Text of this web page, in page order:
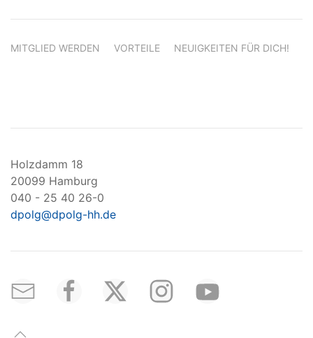
MITGLIED WERDEN VORTEILE NEUIGKEITEN FÜR DICH!
Holzdamm 18
20099 Hamburg
040 - 25 40 26-0
dpolg@dpolg-hh.de